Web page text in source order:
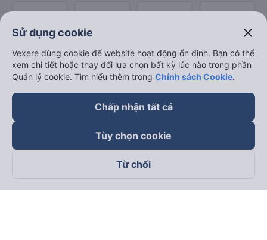
Theo dõi chúng tôi trên
Sử dụng cookie close
Vexere dùng cookie để website hoạt động ổn định. Bạn có thể
xem chi tiết hoặc thay đổi lựa chọn bất kỳ lúc nào trong phần
Quản lý cookie. Tìm hiểu thêm trong Chính sách Cookie.
Chấp nhận tất cả
Tùy chọn cookie
Từ chối